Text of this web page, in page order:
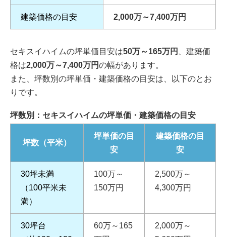
建築価格の目安 2,000万～7,400万円
セキスイハイムの坪単価目安は50万～165万円
、建築価
格は2,000万～7,400万円の幅があります。
また、坪数別の坪単価・建築価格の目安は、以下のとお
りです。
坪数別：セキスイハイムの坪単価・建築価格の目安
坪数（平米）
坪単価の目
安
建築価格の目
安
30坪未満
（100平米未
満）
100万～
150万円
2,500万～
4,300万円
30坪台
60万～165
2,000万～